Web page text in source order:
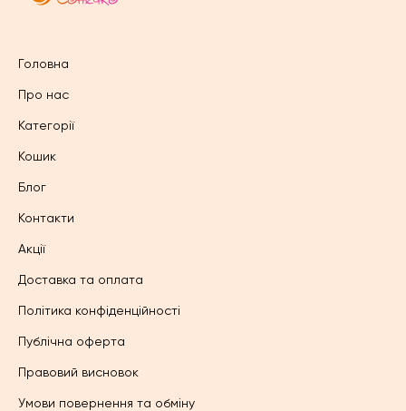
Головна
Про нас
Категорії
Кошик
Блог
Контакти
Акції
Доставка та оплата
Політика конфіденційності
Публічна оферта
Правовий висновок
Умови повернення та обміну